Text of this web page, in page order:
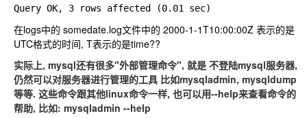
在logs中的 somedate.log文件中的 2000-1-1T10:00:00Z 表示的是
UTC格式的时间, T表示的是time??
实际上, mysql还有很多"外部管理命令", 就是 不登陆mysql服务器,
仍然可以对服务器进行管理的工具 比如mysqladmin, mysqldump
等等. 这些命令跟其他linux命令一样, 也可以用--help来查看命令的
帮助, 比如: mysqladmin --help